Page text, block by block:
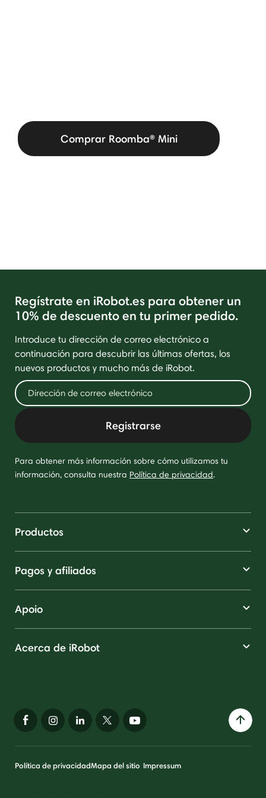
Comprar Roomba® Mini
Regístrate en iRobot.es para obtener un
10% de descuento en tu primer pedido.
Introduce tu dirección de correo electrónico a
continuación para descubrir las últimas ofertas, los
nuevos productos y mucho más de iRobot.
Registrarse
Para obtener más información sobre cómo utilizamos tu
información, consulta nuestra Política de privacidad.
Productos
Pagos y afiliados
Apoio
Acerca de iRobot
Política de privacidadMapa del sitio Impressum